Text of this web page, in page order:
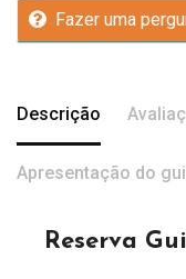
Fazer uma
Descrição
Apresentação do
Reserva